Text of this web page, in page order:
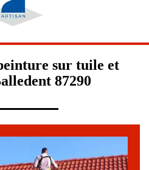
sur tuile et
87290